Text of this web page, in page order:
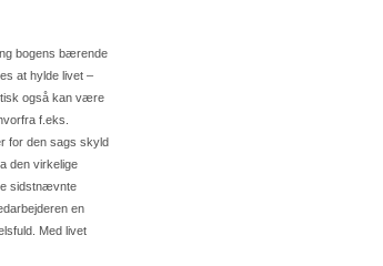
bogens bærende
at hylde livet –
også kan være
f.eks.
for den sags skyld
den virkelige
sidstnævnte
en
Med livet